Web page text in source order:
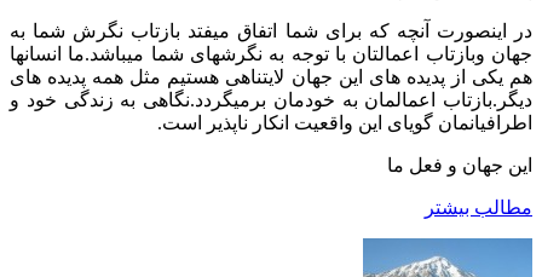
در اینصورت آنچه که برای شما اتفاق میفتد بازتاب نگرش شما به
جهان وبازتاب اعمالتان با توجه به نگرشهای شما میباشد.ما انسانها
هم یکی از پدیده های این جهان لایتناهی هستیم مثل همه پدیده های
دیگر.بازتاب اعمالمان به خودمان برمیگردد.نگاهی به زندگی خود و
اطرافیانمان گویای این واقعیت انکار ناپذیر است.
این جهان و فعل ما
مطالب بیشتر